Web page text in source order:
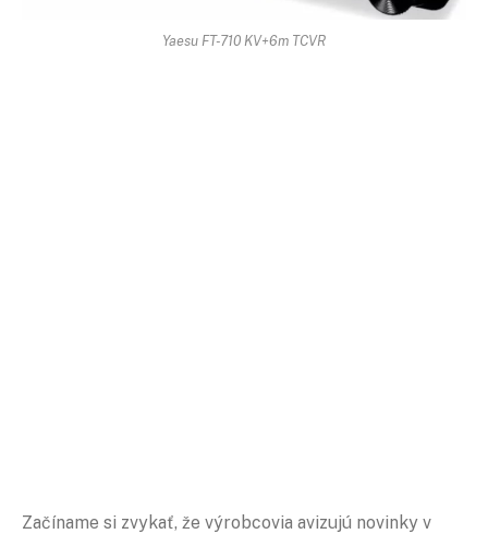
Yaesu FT-710 KV+6m TCVR
Začíname si zvykať, že výrobcovia avizujú novinky v